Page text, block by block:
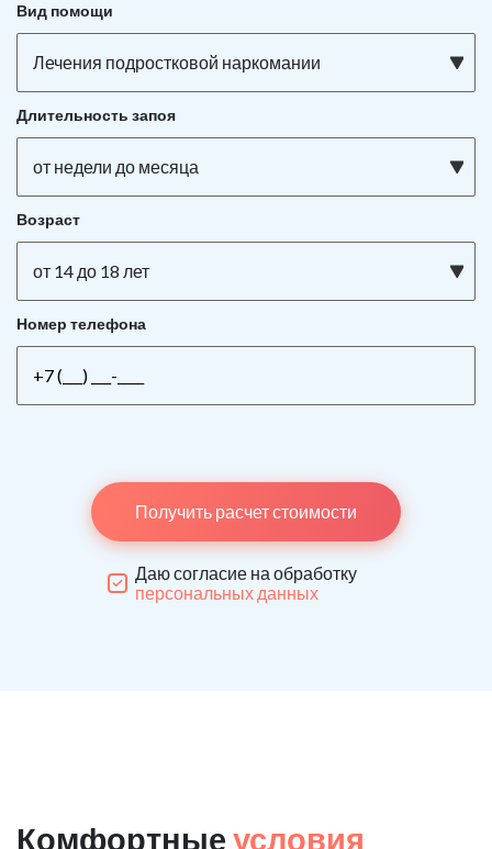
Вид помощи
Лечения подростковой наркомании
Длительность запоя
от недели до месяца
Возраст
от 14 до 18 лет
Номер телефона
Получить расчет стоимости
Даю согласие на обработку
персональных данных
Комфортные условия